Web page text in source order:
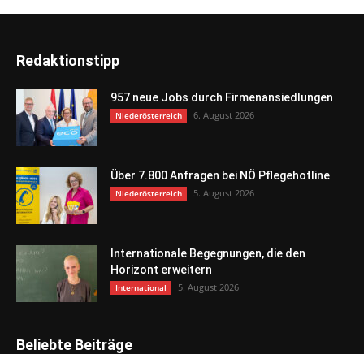
Redaktionstipp
957 neue Jobs durch Firmenansiedlungen
Niederösterreich 6. August 2026
Über 7.800 Anfragen bei NÖ Pflegehotline
Niederösterreich 5. August 2026
Internationale Begegnungen, die den
Horizont erweitern
International 5. August 2026
Beliebte Beiträge